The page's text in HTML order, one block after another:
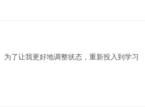
了让我更好地调整状态，重新投入到学习